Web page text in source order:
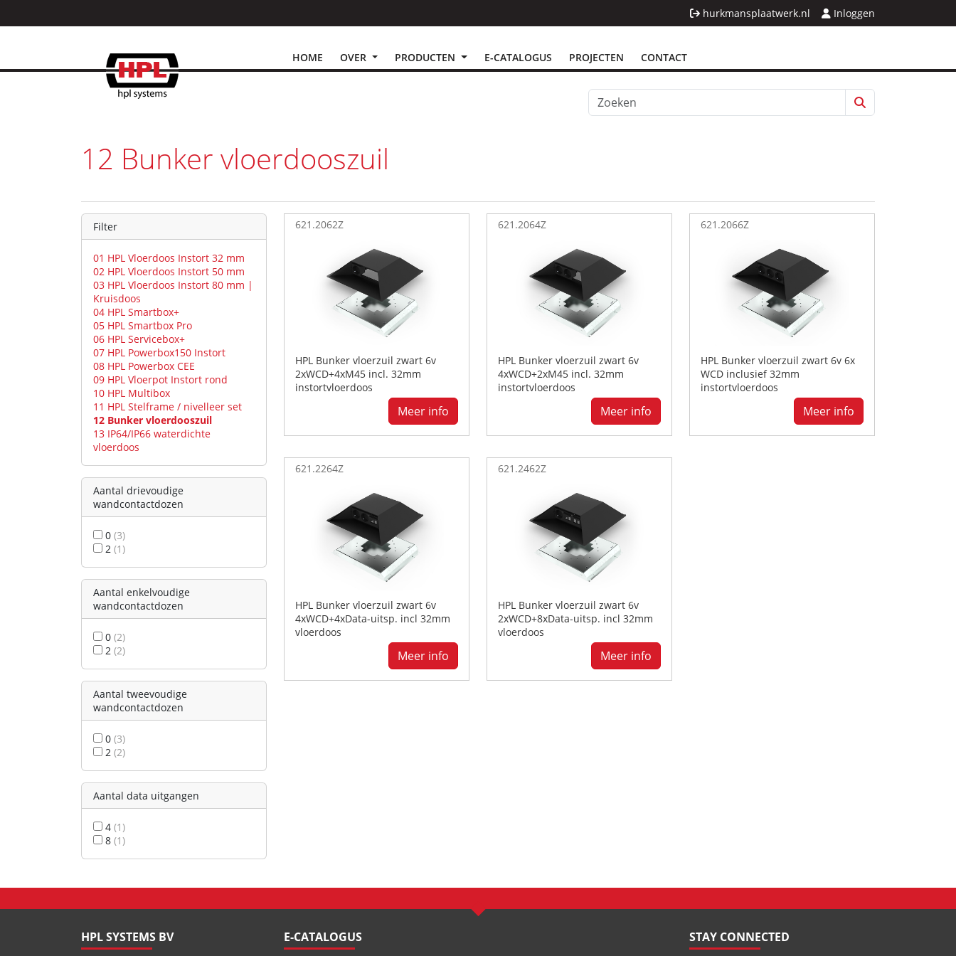
hurkmansplaatwerk.nl Inloggen
HOME OVER PRODUCTEN E-CATALOGUS PROJECTEN CONTACT
12 Bunker vloerdooszuil
Filter
01 HPL Vloerdoos Instort 32 mm
02 HPL Vloerdoos Instort 50 mm
03 HPL Vloerdoos Instort 80 mm |
Kruisdoos
04 HPL Smartbox+
05 HPL Smartbox Pro
06 HPL Servicebox+
07 HPL Powerbox150 Instort
08 HPL Powerbox CEE
09 HPL Vloerpot Instort rond
10 HPL Multibox
11 HPL Stelframe / nivelleer set
12 Bunker vloerdooszuil
13 IP64/IP66 waterdichte
vloerdoos
Aantal drievoudige
wandcontactdozen
0 (3)
2 (1)
Aantal enkelvoudige
wandcontactdozen
0 (2)
2 (2)
Aantal tweevoudige
wandcontactdozen
0 (3)
2 (2)
Aantal data uitgangen
4 (1)
8 (1)
621.2062Z
HPL Bunker vloerzuil zwart 6v
2xWCD+4xM45 incl. 32mm
instortvloerdoos
Meer info
621.2064Z
HPL Bunker vloerzuil zwart 6v
4xWCD+2xM45 incl. 32mm
instortvloerdoos
Meer info
621.2066Z
HPL Bunker vloerzuil zwart 6v 6x
WCD inclusief 32mm
instortvloerdoos
Meer info
621.2264Z
HPL Bunker vloerzuil zwart 6v
4xWCD+4xData-uitsp. incl 32mm
vloerdoos
Meer info
621.2462Z
HPL Bunker vloerzuil zwart 6v
2xWCD+8xData-uitsp. incl 32mm
vloerdoos
Meer info
HPL SYSTEMS BV E-CATALOGUS STAY CONNECTED